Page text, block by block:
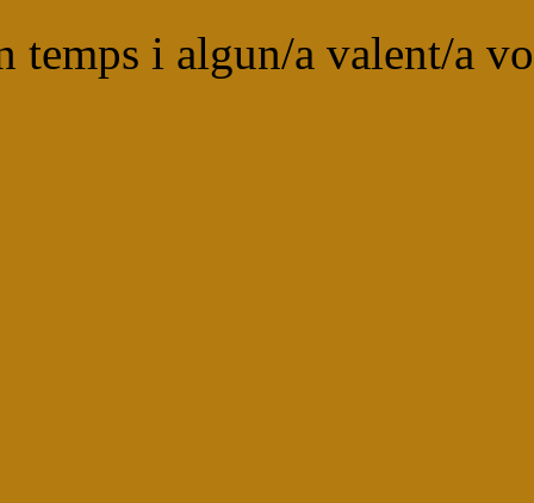
temps i algun/a valent/a